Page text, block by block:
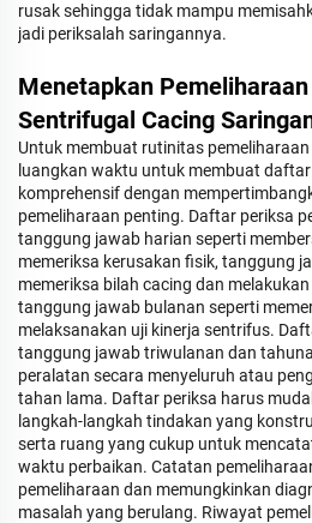
rusak sehingga tidak mampu
jadi periksalah saringannya.
Menetapkan
Sentrifugal Cacing
Untuk membuat rutinitas
luangkan waktu untuk membuat
komprehensif dengan
pemeliharaan penting. Daftar periksa
tanggung jawab harian seperti
memeriksa kerusakan fisik, tanggung
memeriksa bilah cacing dan
tanggung jawab bulanan seperti
melaksanakan uji kinerja sentrifus.
tanggung jawab triwulanan dan
peralatan secara menyeluruh atau
tahan lama. Daftar periksa harus
langkah-langkah tindakan yang
serta ruang yang cukup untuk
waktu perbaikan. Catatan
pemeliharaan dan memungkinkan
masalah yang berulang. Riwayat